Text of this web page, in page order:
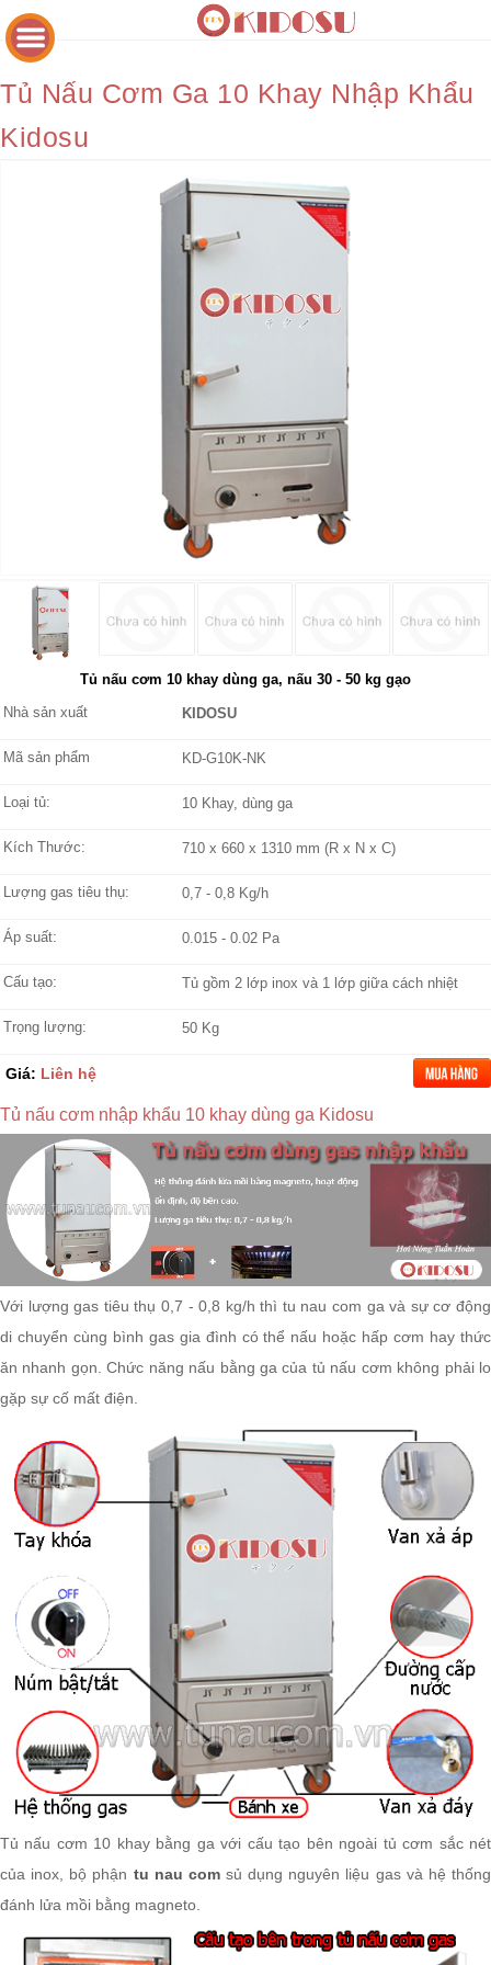
Tủ Nấu Cơm Ga 10 Khay Nhập Khẩu
Kidosu
Tủ nấu cơm 10 khay dùng ga, nấu 30 - 50 kg gạo
Nhà sản xuất
KIDOSU
Mã sản phẩm KD-G10K-NK
Loại tủ: 10 Khay, dùng ga
Kích Thước: 710 x 660 x 1310 mm (R x N x C)
Lượng gas tiêu thụ: 0,7 - 0,8 Kg/h
Áp suất: 0.015 - 0.02 Pa
Cấu tạo: Tủ gồm 2 lớp inox và 1 lớp giữa cách nhiệt
Trọng lượng: 50 Kg
Giá: Liên hệ
Tủ nấu cơm nhập khẩu 10 khay dùng ga Kidosu
Với lượng gas tiêu thụ 0,7 - 0,8 kg/h thì tu nau com ga và sự cơ động
di chuyển cùng bình gas gia đình có thể nấu hoặc hấp cơm hay thức
ăn nhanh gọn. Chức năng nấu bằng ga của tủ nấu cơm không phải lo
gặp sự cố mất điện.
Tủ nấu cơm 10 khay bằng ga với cấu tạo bên ngoài tủ cơm sắc nét
của inox, bộ phận tu nau comsủ dụng nguyên liệu gas và hệ thống
đánh lửa mồi bằng magneto.